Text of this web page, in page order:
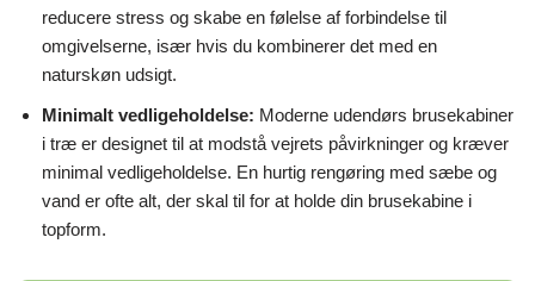
reducere stress og skabe en følelse af forbindelse til
omgivelserne, især hvis du kombinerer det med en
naturskøn udsigt.
Minimalt vedligeholdelse: Moderne udendørs brusekabiner
i træ er designet til at modstå vejrets påvirkninger og kræver
minimal vedligeholdelse. En hurtig rengøring med sæbe og
vand er ofte alt, der skal til for at holde din brusekabine i
topform.